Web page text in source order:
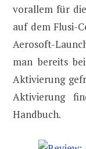
vorallem für
auf dem Flusi-
Aerosoft-
man bereits
Aktivierung
Aktivierung
Handbuch.